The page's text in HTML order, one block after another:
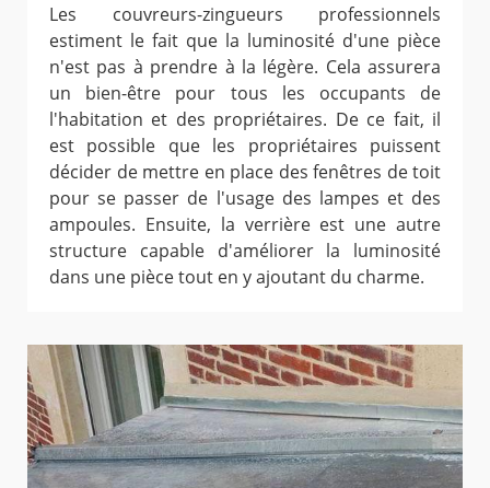
Les couvreurs-zingueurs professionnels
estiment le fait que la luminosité d'une pièce
n'est pas à prendre à la légère. Cela assurera
un bien-être pour tous les occupants de
l'habitation et des propriétaires. De ce fait, il
est possible que les propriétaires puissent
décider de mettre en place des fenêtres de toit
pour se passer de l'usage des lampes et des
ampoules. Ensuite, la verrière est une autre
structure capable d'améliorer la luminosité
dans une pièce tout en y ajoutant du charme.